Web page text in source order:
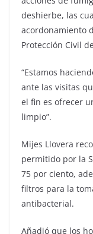
deshierbe, las
acordonamiento
Protección Civil
“Estamos
ante las visitas
el fin es ofrecer
limpio”.
Mijes Llovera
permitido por la
75 por ciento,
filtros para la
antibacterial.
Añadió que los